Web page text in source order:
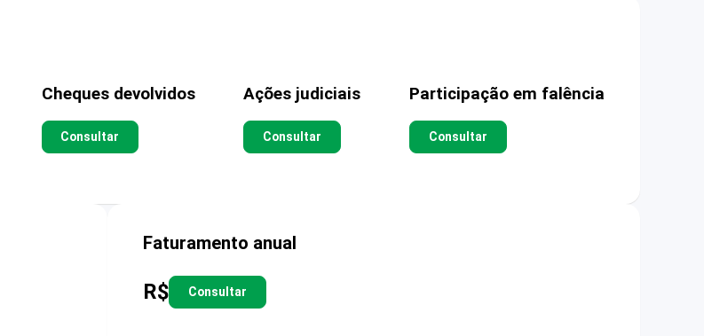
Cheques devolvidos
Consultar
Ações judiciais
Consultar
Participação em falência
Consultar
Faturamento anual
R$ Consultar